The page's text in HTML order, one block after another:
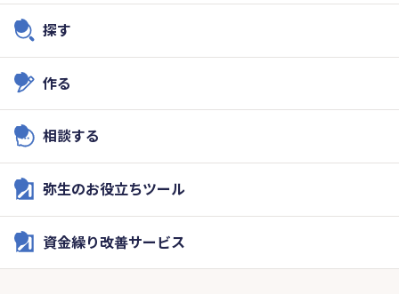
探す
作る
相談する
弥生のお役立ちツール
資金繰り改善サービス